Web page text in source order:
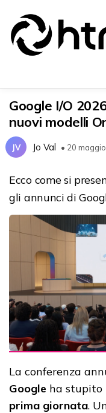
Google I/O
nuovi modelli
JV Jo Val • 20
Ecco come si
gli annunci di
La conferenza
Google ha stupito
prima giornata.